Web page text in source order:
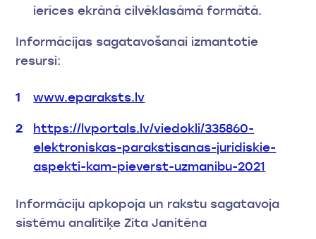
ierīces ekrānā cilvēklasāmā formātā.
Informācijas sagatavošanai izmantotie
resursi:
www.eparaksts.lv
https://lvportals.lv/viedokli/335860-
elektroniskas-parakstisanas-juridiskie-
aspekti-kam-pieverst-uzmanibu-2021
Informāciju apkopoja un rakstu sagatavoja
sistēmu analītiķe Zita Janitēna